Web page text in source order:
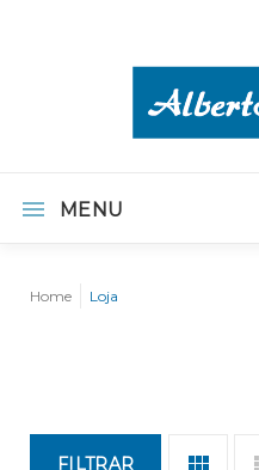
MENU
Home Loja
FILTRAR